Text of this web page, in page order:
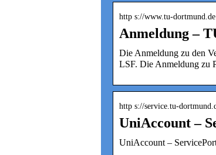
http s://www.tu-
Anmeldung –
Die Anmeldung zu den
LSF. Die Anmeldung zu
http s://service.tu-
UniAccount –
UniAccount –